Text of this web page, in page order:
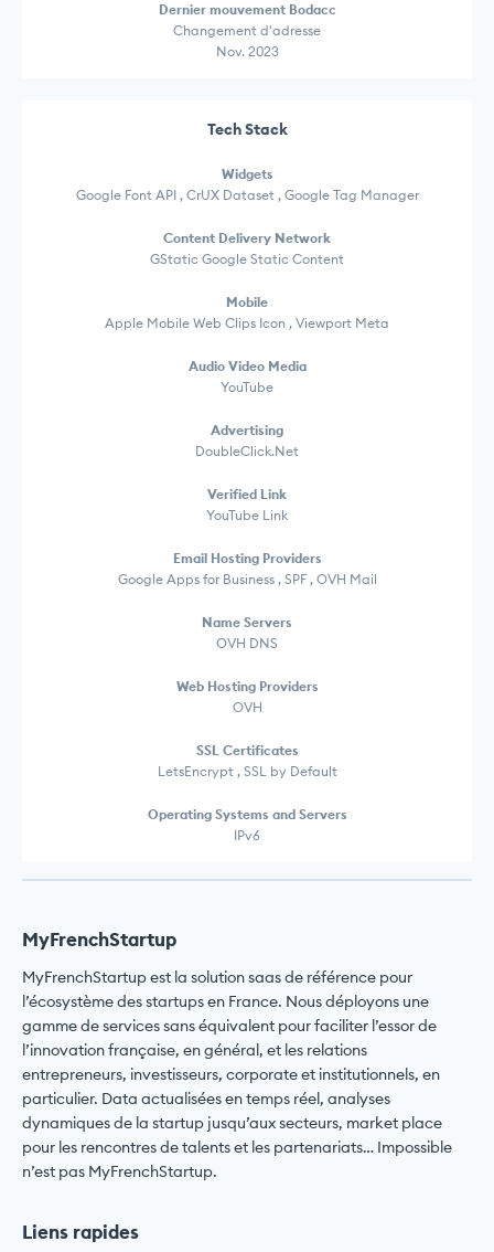
Dernier mouvement Bodacc
Changement d'adresse
Nov. 2023
Tech Stack
Widgets
Google Font API , CrUX Dataset , Google Tag Manager
Content Delivery Network
GStatic Google Static Content
Mobile
Apple Mobile Web Clips Icon , Viewport Meta
Audio Video Media
YouTube
Advertising
DoubleClick.Net
Verified Link
YouTube Link
Email Hosting Providers
Google Apps for Business , SPF , OVH Mail
Name Servers
OVH DNS
Web Hosting Providers
OVH
SSL Certificates
LetsEncrypt , SSL by Default
Operating Systems and Servers
IPv6
MyFrenchStartup
MyFrenchStartup est la solution saas de référence pour
l’écosystème des startups en France. Nous déployons une
gamme de services sans équivalent pour faciliter l’essor de
l’innovation française, en général, et les relations
entrepreneurs, investisseurs, corporate et institutionnels, en
particulier. Data actualisées en temps réel, analyses
dynamiques de la startup jusqu’aux secteurs, market place
pour les rencontres de talents et les partenariats… Impossible
n’est pas MyFrenchStartup.
Liens rapides